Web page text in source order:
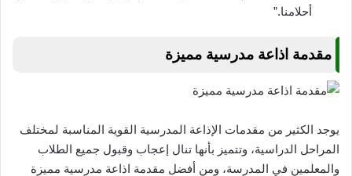
أحلامنا.”
مقدمة اذاعة مدرسية مميزة
يوجد الكثير من مقدمات الإذاعة المدرسية القوية المناسبة لمختلف
المراحل الدراسية، وتتميز بأنها تنال إعجاب وقبول جميع الطلاب
والمعلمين في المدرسة، ومن أفضل مقدمة اذاعة مدرسية مميزة